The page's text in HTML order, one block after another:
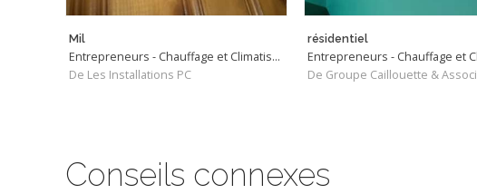
Mil
Entrepreneurs - Chauffage et Climatisation
De Les Installations PC
résidentiel
De Groupe Caillouette &
Conseils connexes